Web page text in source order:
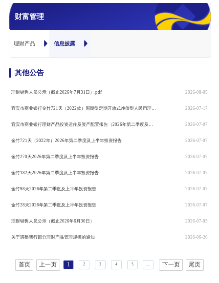
财富管理
理财产品 信息披露
其他公告
理财销售人员公示（截止2026年7月31日）.pdf 2026-08-05
2026-07-17
2026-07-07
金竹721天（2022年）2026年第二季度及上半年投资报告 2026-07-07
金竹270天2026年第二季度及上半年投资报告 2026-07-07
金竹182天2026年第二季度及上半年投资报告 2026-07-07
金竹98天2026年第二季度及上半年投资报告 2026-07-07
金竹28天2026年第二季度及上半年投资报告 2026-07-07
理财销售人员公示（截止2026年6月30日） 2026-07-03
关于调整我行部分理财产品管理规模的通知 2026-06-26
首页 上一页 1 2 3 4 5 ... 下一页 尾页